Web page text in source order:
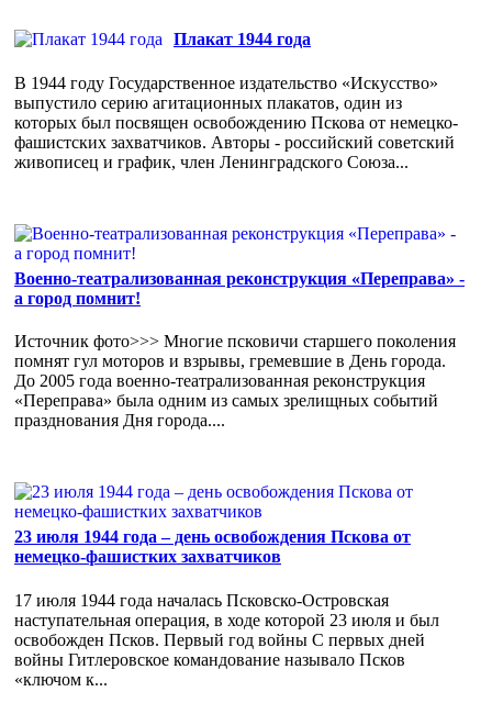
Плакат 1944 года
В 1944 году Государственное издательство «Искусство»
выпустило серию агитационных плакатов, один из
которых был посвящен освобождению Пскова от немецко-
фашистских захватчиков. Авторы - российский советский
живописец и график, член Ленинградского Союза...
Военно-театрализованная реконструкция «Переправа» -
а город помнит!
Источник фото>>> Многие псковичи старшего поколения
помнят гул моторов и взрывы, гремевшие в День города.
До 2005 года военно-театрализованная реконструкция
«Переправа» была одним из самых зрелищных событий
празднования Дня города....
23 июля 1944 года – день освобождения Пскова от
немецко-фашистких захватчиков
17 июля 1944 года началась Псковско-Островская
наступательная операция, в ходе которой 23 июля и был
освобожден Псков. Первый год войны С первых дней
войны Гитлеровское командование называло Псков
«ключом к...